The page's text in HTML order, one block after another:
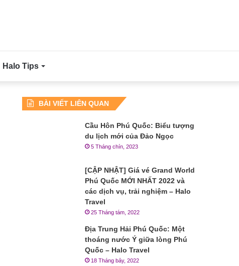
Halo Tips
BÀI VIẾT LIÊN QUAN
Cầu Hôn Phú Quốc: Biểu tượng
du lịch mới của Đảo Ngọc
5 Tháng chín, 2023
[CẬP NHẬT] Giá vé Grand World
Phú Quốc MỚI NHẤT 2022 và
các dịch vụ, trải nghiệm – Halo
Travel
25 Tháng tám, 2022
Địa Trung Hải Phú Quốc: Một
thoáng nước Ý giữa lòng Phú
Quốc – Halo Travel
18 Tháng bảy, 2022